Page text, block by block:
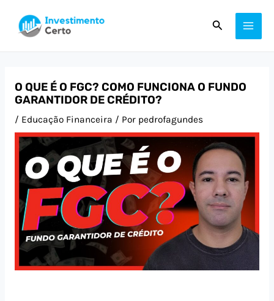
para
Pesquisar
O QUE É O FGC? COMO FUNCIONA O FUNDO
GARANTIDOR DE CRÉDITO?
/ Educação Financeira / Por pedrofagundes
navigation